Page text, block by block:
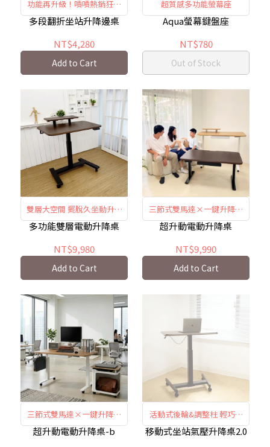
功能再升級！嘖嘖熱銷狂賣
千台！
多段翻折坐站升降邊桌
NT$4,280
Add to Cart
超質感多功能螢幕座
Aqua螢幕鍵盤座
NT$780
Out of Stock
雙層大空間 擺脫久坐動升降
一起UP
多功能雙層電動升降桌
NT$9,980
Add to Cart
三節式雙馬達×一鍵升降×
三段記憶
超升動電動升降桌
NT$9,990
Add to Cart
三節式雙馬達×一鍵升降×
三段記憶
超升動電動升降桌-b
活動式後輪&調整柱 輕巧好
移動
移動式坐站氣壓升降桌2.0